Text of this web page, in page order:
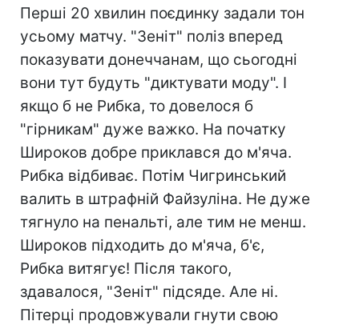
Перші 20 хвилин поєдинку задали тон
усьому матчу. "Зеніт" поліз вперед
показувати донеччанам, що сьогодні
вони тут будуть "диктувати моду". І
якщо б не Рибка, то довелося б
"гірникам" дуже важко. На початку
Широков добре приклався до м'яча.
Рибка відбиває. Потім Чигринський
валить в штрафній Файзуліна. Не дуже
тягнуло на пенальті, але тим не менш.
Широков підходить до м'яча, б'є,
Рибка витягує! Після такого,
здавалося, "Зеніт" підсяде. Але ні.
Пітерці продовжували гнути свою